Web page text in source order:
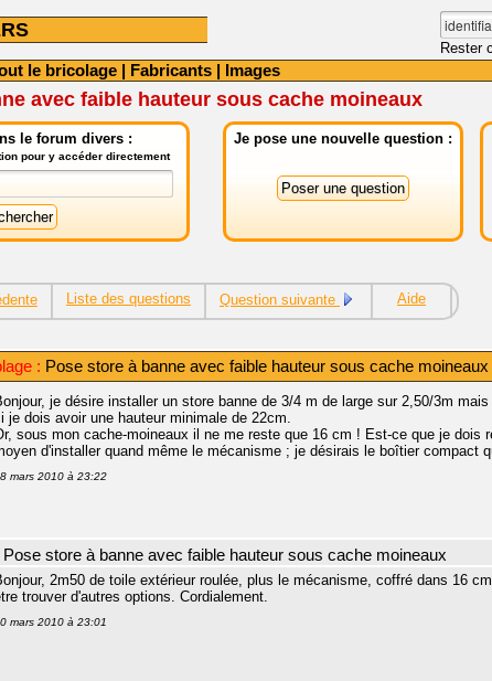
Rester
le bricolage | Fabricants | Images
avec faible hauteur sous cache moineaux
le forum divers :
pour y accéder directement
Je pose une nouvelle question :
Liste des questions Question suivante Aide
: Pose store à banne avec faible hauteur sous cache moineaux
je désire installer un store banne de 3/4 m de large sur 2,50/3m
je dois avoir une hauteur minimale de 22cm.
sous mon cache-moineaux il ne me reste que 16 cm ! Est-ce que je dois
d'installer quand même le mécanisme ; je désirais le boîtier compact
mars 2010 à 23:22
Pose store à banne avec faible hauteur sous cache moineaux
2m50 de toile extérieur roulée, plus le mécanisme, coffré dans 16
trouver d'autres options. Cordialement.
mars 2010 à 23:01